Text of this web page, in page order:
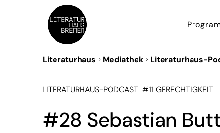
Literaturhaus Mediathek Literaturhaus-
LITERATURHAUS-PODCAST #11 GERECHTIGKEIT
#28 Sebastian